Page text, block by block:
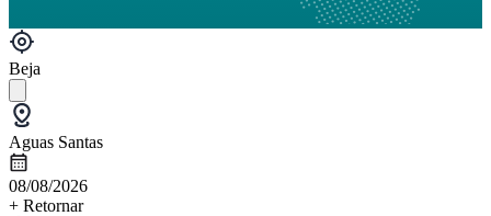
Beja
Aguas Santas
08/08/2026
+ Retornar